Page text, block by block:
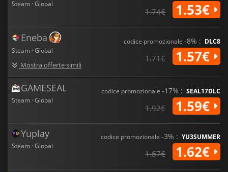
Steam · Global
1.74€ 1.53€
Eneba
Steam · Global
Mostra offerte simili
codice promozionale -8% : DLC8
1.71€ 1.57€
GAMESEAL
Steam · Global
codice promozionale -17% : SEAL17DLC
1.92€ 1.59€
Yuplay
Steam · Global
codice promozionale -3% : YU3SUMMER
1.67€ 1.62€